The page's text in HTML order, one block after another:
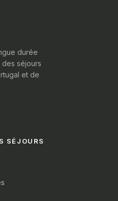
durée
séjours
et de
SÉJOURS